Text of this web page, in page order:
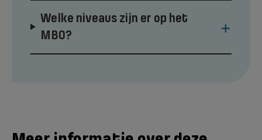
Welke niveaus zijn er op het
MBO?
+